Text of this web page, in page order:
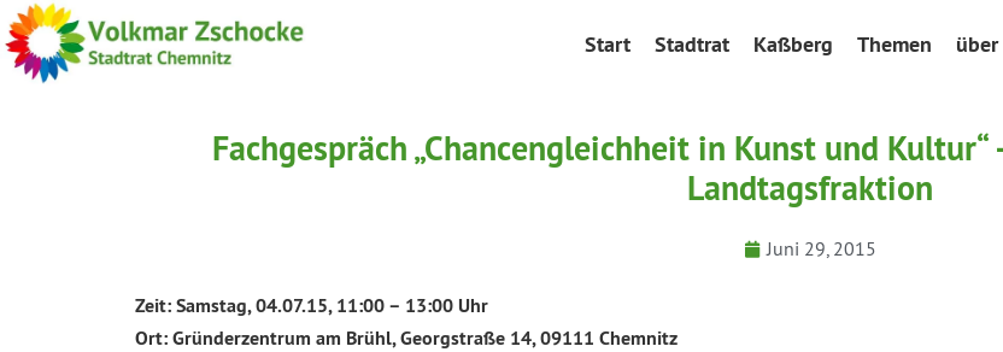
Start Stadtrat Kaßberg Themen
Fachgespräch „Chancengleichheit in Kunst und Kultur“
Landtagsfraktion
Juni 29, 2015
Zeit: Samstag, 04.07.15, 11:00 – 13:00 Uhr
Ort: Gründerzentrum am Brühl, Georgstraße 14, 09111 Chemnitz